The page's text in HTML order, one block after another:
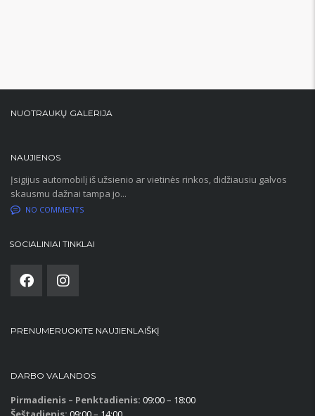
NUOTRAUKŲ GALERIJA
NAUJIENOS
Įsigijus automobilį iš užsienio ar vietinės rinkos, didžiausiu galvos
skausmu dažnai tampa jo...
NO COMMENTS
SOCIALINIAI TINKLAI
PRENUMERUOKITE NAUJIENLAIŠKĮ
DARBO VALANDOS
Pirmadienis – Penktadienis: 09:00 – 18:00